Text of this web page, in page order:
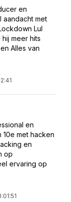
en
aandacht met
Lul
meer hits
Alles van
en
met hacken
en
op
ervaring op